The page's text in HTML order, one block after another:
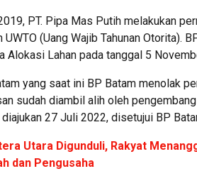
PT. Pipa Mas Putih melakukan
(Uang Wajib Tahunan Otorita).
Alokasi Lahan pada tanggal 5
yang saat ini BP Batam menolak
sudah diambil alih oleh
27 Juli 2022, disetujui BP
Utara Digunduli, Rakyat
dan Pengusaha